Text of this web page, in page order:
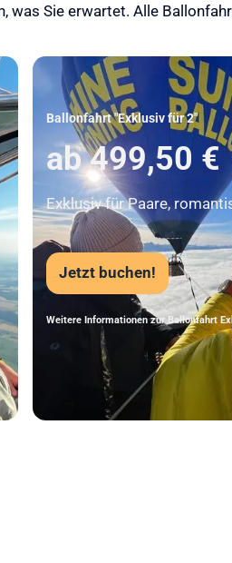
was Sie erwartet. Alle
Unser Beststeller
Ballonfahrt "Exklusiv für 2"
ab 499,50 €
Exklusiv für Paare,
Jetzt buchen!
Weitere Informationen zur Ballonfahrt